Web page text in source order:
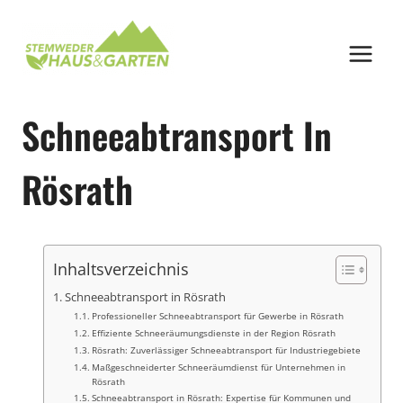
springen
Schneeabtransport In
Rösrath
Inhaltsverzeichnis
Schneeabtransport in Rösrath
Professioneller Schneeabtransport für Gewerbe in Rösrath
Effiziente Schneeräumungsdienste in der Region Rösrath
Rösrath: Zuverlässiger Schneeabtransport für Industriegebiete
Maßgeschneiderter Schneeräumdienst für Unternehmen in
Rösrath
Schneeabtransport in Rösrath: Expertise für Kommunen und